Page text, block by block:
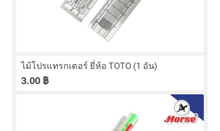
ไม้โปรแทรกเตอร์ ยี่ห้อ TOTO (1 อัน)
3.00 ฿